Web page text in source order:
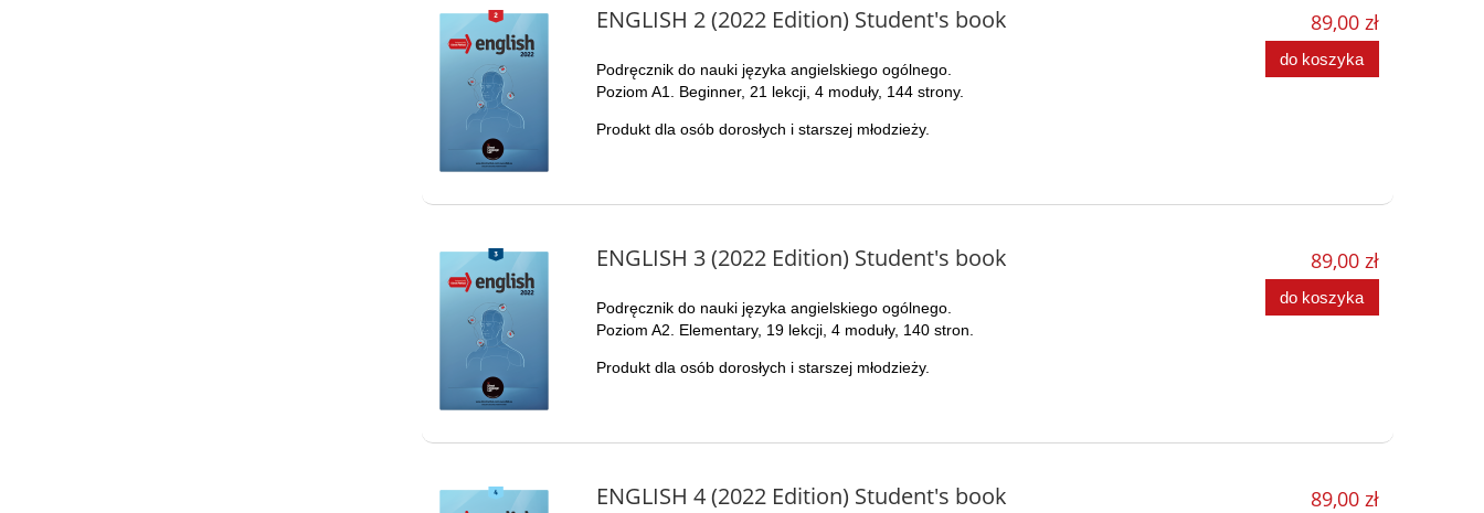
ENGLISH 2 (2022 Edition) Student's book
Podręcznik do nauki języka angielskiego ogólnego.
Poziom A1. Beginner, 21 lekcji, 4 moduły, 144 strony.
Produkt dla osób dorosłych i starszej młodzieży.
89,00 zł
do koszyka
ENGLISH 3 (2022 Edition) Student's book
Podręcznik do nauki języka angielskiego ogólnego.
Poziom A2. Elementary, 19 lekcji, 4 moduły, 140 stron.
Produkt dla osób dorosłych i starszej młodzieży.
89,00 zł
do koszyka
ENGLISH 4 (2022 Edition) Student's book 89,00 zł